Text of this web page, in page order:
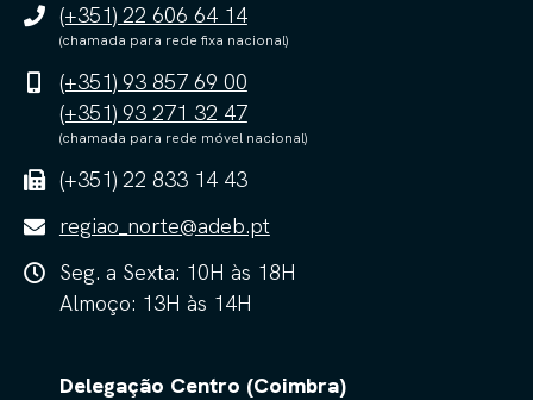
(+351) 22 606 64 14
(chamada para rede fixa nacional)
(+351) 93 857 69 00
(+351) 93 271 32 47
(chamada para rede móvel nacional)
(+351) 22 833 14 43
regiao_norte@adeb.pt
Seg. a Sexta: 10H às 18H
Almoço: 13H às 14H
Delegação Centro (Coimbra)